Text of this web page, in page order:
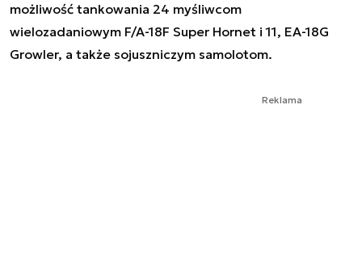
możliwość tankowania 24 myśliwcom
wielozadaniowym F/A-18F Super Hornet i 11, EA-18G
Growler, a także sojuszniczym samolotom.
Reklama